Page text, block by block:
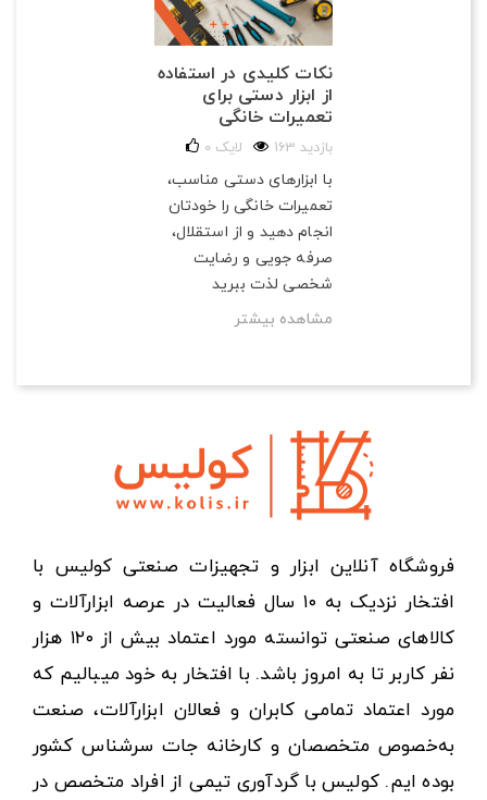
نکات کلیدی در استفاده
از ابزار دستی برای
تعمیرات خانگی
163 بازدید 0 لایک
با ابزارهای دستی مناسب،
تعمیرات خانگی را خودتان
انجام دهید و از استقلال،
صرفه‌ جویی و رضایت
شخصی لذت ببرید
مشاهده بیشتر
فروشگاه آنلاین ابزار و تجهیزات صنعتی کولیس با
افتخار نزدیک به ۱۰ سال فعالیت در عرصه ابزارآلات و
کالاهای صنعتی توانسته مورد اعتماد بیش از ۱۲۰ هزار
نفر کاربر تا به امروز باشد. با افتخار به خود میبالیم که
مورد اعتماد تمامی کابران و فعالان ابزارآلات، صنعت
به‌خصوص متخصصان و کارخانه جات سرشناس کشور
بوده ایم. کولیس با گردآوری تیمی از افراد متخصص در